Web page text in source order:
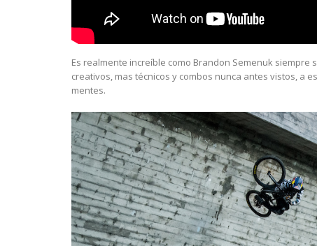
Es realmente increíble como Brandon Semenuk
creativos, mas técnicos y combos nunca antes vistos, a
mentes.